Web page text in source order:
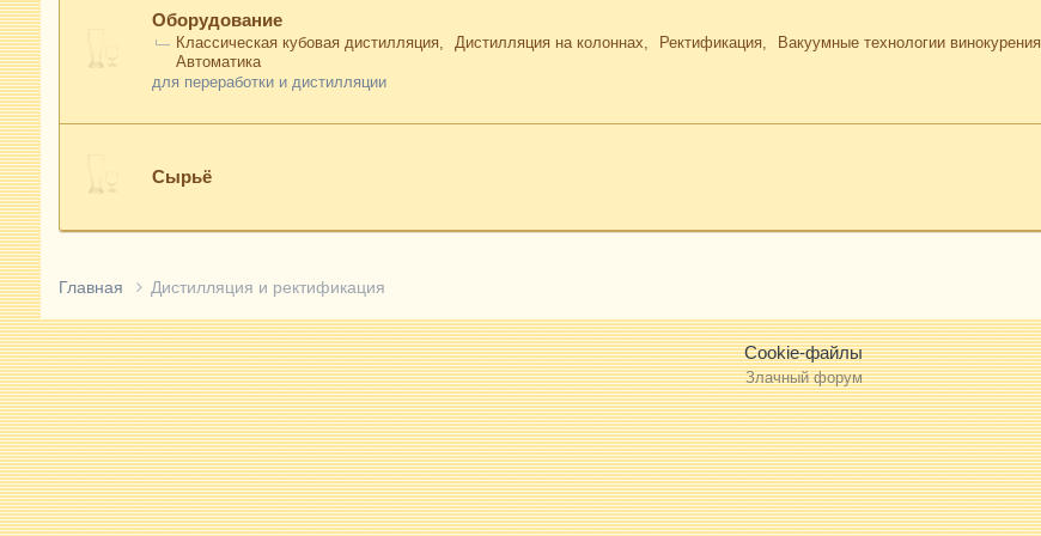
Оборудование
Классическая кубовая дистилляция Дистилляция на колоннах Ректификация
Вакуумные технологии винокурения
Автоматика
для переработки и дистилляции
Сырьё
Главная Дистилляция и ректификация
Cookie-файлы
Злачный форум